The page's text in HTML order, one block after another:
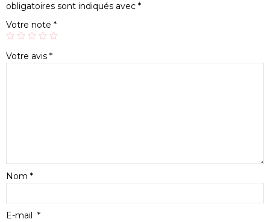
obligatoires sont indiqués avec *
Votre note *
Votre avis *
Nom *
E-mail *